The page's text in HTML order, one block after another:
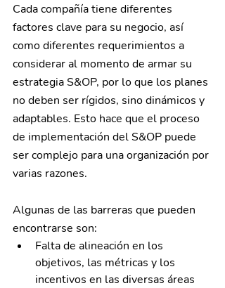
Cada compañía tiene diferentes
factores clave para su negocio, así
como diferentes requerimientos a
considerar al momento de armar su
estrategia S&OP, por lo que los planes
no deben ser rígidos, sino dinámicos y
adaptables. Esto hace que el proceso
de implementación del S&OP puede
ser complejo para una organización por
varias razones.
Algunas de las barreras que pueden
encontrarse son:
Falta de alineación en los
objetivos, las métricas y los
incentivos en las diversas áreas